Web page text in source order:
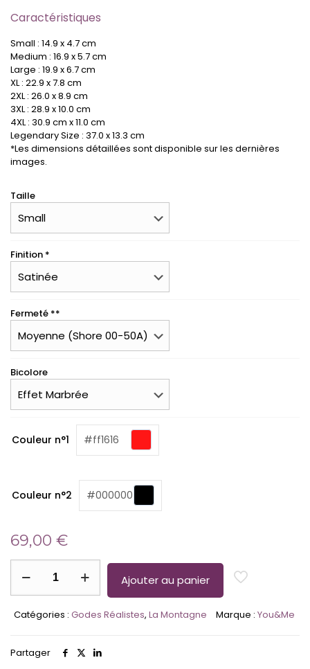
Caractéristiques
Small : 14.9 x 4.7 cm
Medium : 16.9 x 5.7 cm
Large : 19.9 x 6.7 cm
XL : 22.9 x 7.8 cm
2XL : 26.0 x 8.9 cm
3XL : 28.9 x 10.0 cm
4XL : 30.9 cm x 11.0 cm
Legendary Size : 37.0 x 13.3 cm
*Les dimensions détaillées sont disponible sur les dernières
images.
Taille
Finition *
Fermeté **
Bicolore
Couleur n°1 (required)
#ff1616
Couleur n°2 (required)
#000000
69,00 €
-
Marbrés
Ajouter au panier
Catégories : Godes Réalistes, La Montagne Marque : You&Me
Partager